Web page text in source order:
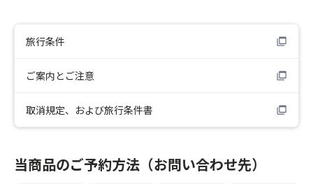
旅行条件
ご案内とご注意
取消規定、および旅行条件書
当商品のご予約方法（お問い合わせ先）